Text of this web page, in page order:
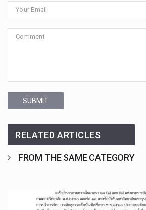
SUBMIT
RELATED ARTICLES
FROM THE SAME CATEGORY